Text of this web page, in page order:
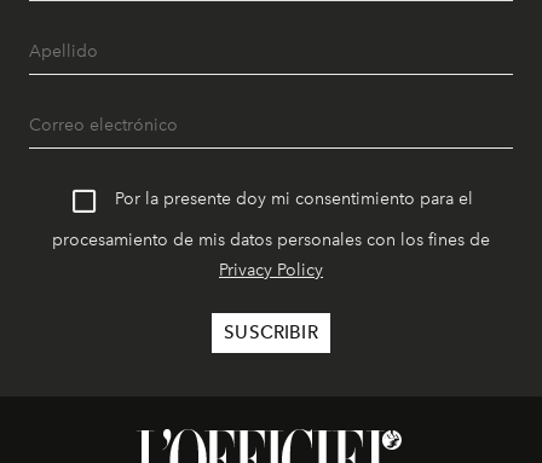
Por la presente doy mi consentimiento para el
procesamiento de mis datos personales con los fines de
Privacy Policy